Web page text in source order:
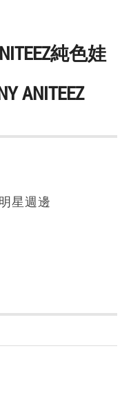
純色娃
ANITEEZ
星週邊